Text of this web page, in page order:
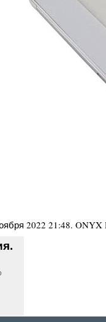
2022 21:48. ONYX